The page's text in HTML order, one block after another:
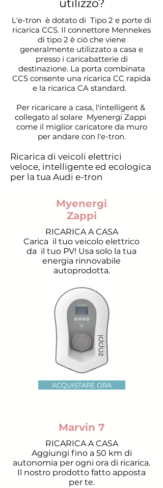
utilizzo?
L'e-tron è dotato di Tipo 2 e porte di
ricarica CCS. Il connettore Mennekes
di tipo 2 è ciò che viene
generalmente utilizzato a casa e
presso i caricabatterie di
destinazione. La porta combinata
CCS consente una ricarica CC rapida
e la ricarica CA standard.
Per ricaricare a casa, l'intelligent &
collegato al solare Myenergi Zappi
come il miglior caricatore da muro
per andare con l'e-tron.
Ricarica di veicoli elettrici
veloce, intelligente ed ecologica
per la tua Audi e-tron
Myenergi
Zappi
RICARICA A CASA
Carica il tuo veicolo elettrico
da il tuo PV! Usa solo la tua
energia rinnovabile
autoprodotta.
ACQUISTARE ORA
Marvin 7
RICARICA A CASA
Aggiungi fino a 50 km di
autonomia per ogni ora di ricarica.
Il nostro prodotto fatto apposta
per te.